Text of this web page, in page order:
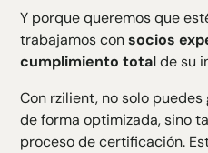
Y porque queremos que
trabajamos consocios
cumplimiento totalde su
Con rzilient, no solo
de forma optimizada, sino
proceso de certificación.